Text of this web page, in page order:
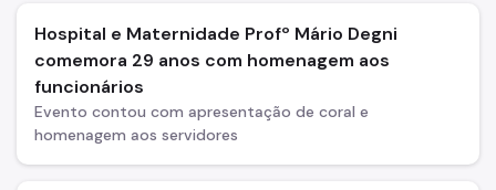
Hospital e Maternidade Profº Mário Degni
comemora 29 anos com homenagem aos
funcionários
Evento contou com apresentação de coral e
homenagem aos servidores